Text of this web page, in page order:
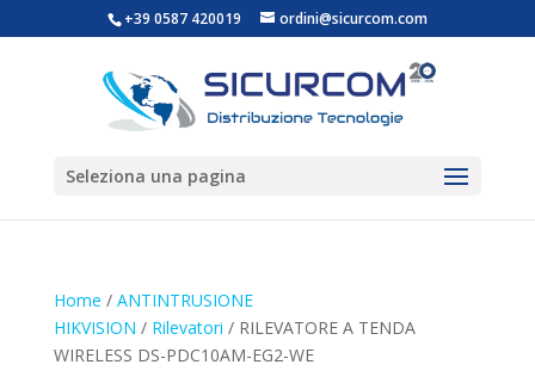
+39 0587 420019 ordini@sicurcom.com
Seleziona una pagina
Home / ANTINTRUSIONE
HIKVISION / Rilevatori / RILEVATORE A TENDA
WIRELESS DS-PDC10AM-EG2-WE